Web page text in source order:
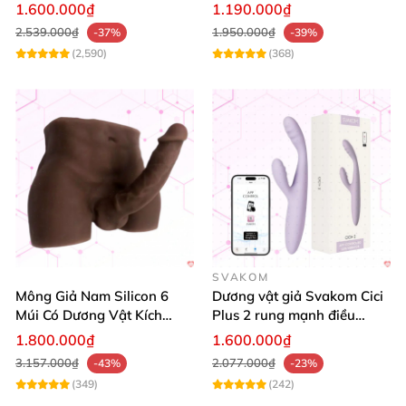
chống thấm nước
, dễ dàng vệ sinh lau rửa
bị nhiễm khuẩn, có thể sử dụngđược ở nơi có nước.
1.600.000₫
2.539.000₫
-37%
(2,590)
1.190.000₫
1.950.000₫
-39%
(368)
Mông Giả Nam Silicon 6
Múi Có Dương Vật Kích
Thước Lớn Hấp Dẫn
1.800.000₫
3.157.000₫
-43%
(349)
SVAKOM
Dương vật giả Svakom Cici
Plus 2 rung mạnh điều
khiển App an toàn
1.600.000₫
2.077.000₫
-23%
(242)